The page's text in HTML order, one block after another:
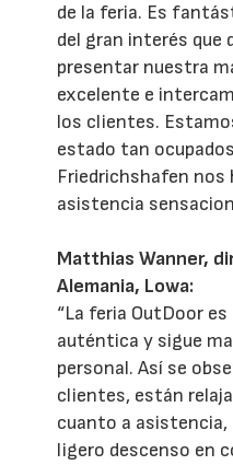
de la feria. Es
del gran interés que
presentar nuestra
excelente e
los clientes.
estado tan
Friedrichshafen nos
asistencia
Matthias Wanner,
Alemania, Lowa:
“La feria OutDoor
auténtica y sigue
personal. Así se
clientes, están
cuanto a asistencia,
ligero descenso en